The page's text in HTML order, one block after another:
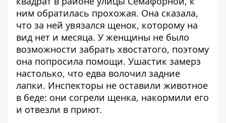
ним обратилась прохожая. Она сказала,
что за ней увязался щенок, которому на
вид нет и месяца. У женщины не было
возможности забрать хвостатого, поэтому
она попросила помощи. Ушастик замерз
настолько, что едва волочил задние
лапки. Инспекторы не оставили животное
в беде: они согрели щенка, накормили его
и отвезли в приют.